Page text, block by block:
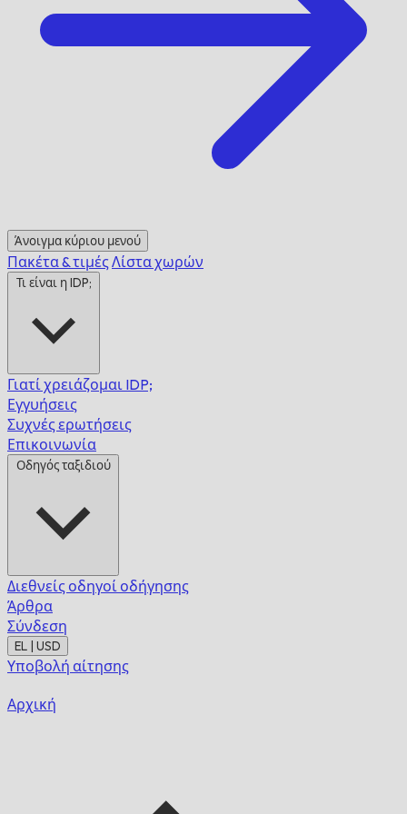
Άνοιγμα κύριου μενού
Πακέτα & τιμέςΛίστα χωρών
Τι είναι η IDP;
Γιατί χρειάζομαι IDP;
Εγγυήσεις
Συχνές ερωτήσεις
Επικοινωνία
Οδηγός ταξιδιού
Διεθνείς οδηγοί οδήγησης
Άρθρα
Σύνδεση
EL | USD
Υποβολή αίτησης
Αρχική